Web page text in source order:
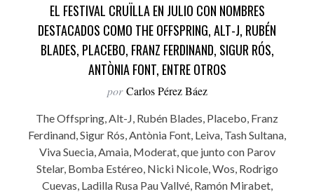
EL FESTIVAL CRUÏLLA EN JULIO CON NOMBRES
DESTACADOS COMO THE OFFSPRING, ALT-J, RUBÉN
BLADES, PLACEBO, FRANZ FERDINAND, SIGUR RÓS,
ANTÒNIA FONT, ENTRE OTROS
por Carlos Pérez Báez
The Offspring, Alt-J, Rubén Blades, Placebo, Franz
Ferdinand, Sigur Rós, Antònia Font, Leiva, Tash Sultana,
Viva Suecia, Amaia, Moderat, que junto con Parov
Stelar, Bomba Estéreo, Nicki Nicole, Wos, Rodrigo
Cuevas, Ladilla Rusa Pau Vallvé, Ramón Mirabet,